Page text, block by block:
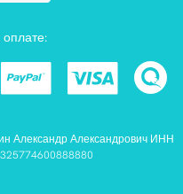
Александр Александрович ИНН